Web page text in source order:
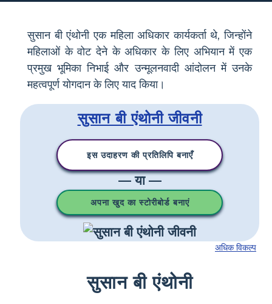
सुसान बी एंथोनी एक महिला अधिकार कार्यकर्ता थे, जिन्होंने
महिलाओं के वोट देने के अधिकार के लिए अभियान में एक
प्रमुख भूमिका निभाई और उन्मूलनवादी आंदोलन में उनके
महत्वपूर्ण योगदान के लिए याद किया।
सुसान बी एंथोनी जीवनी
इस उदाहरण की प्रतिलिपि बनाएँ
— या —
अपना खुद का स्टोरीबोर्ड बनाएं
अधिक विकल्प
सुसान बी एंथोनी